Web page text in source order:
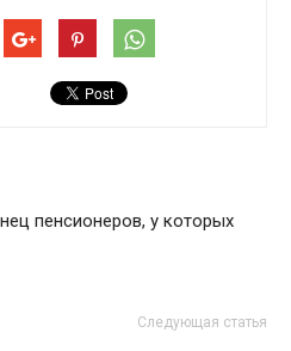
пенсионеров, у которых
Следующая статья